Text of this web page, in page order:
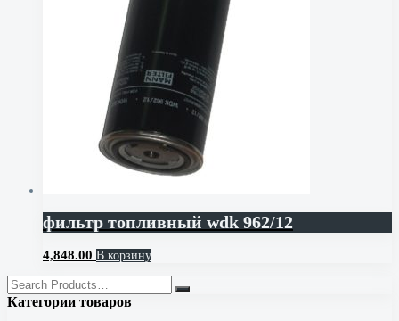
фильтр топливный wdk 962/12
4,848.00 В корзину
Категории товаров